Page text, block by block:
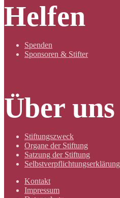
Helfen
Spenden
Sponsoren & Stifter
Über uns
Stiftungszweck
Organe der Stiftung
Satzung der Stiftung
Selbstverpflichtungserklärung
Kontakt
Impressum